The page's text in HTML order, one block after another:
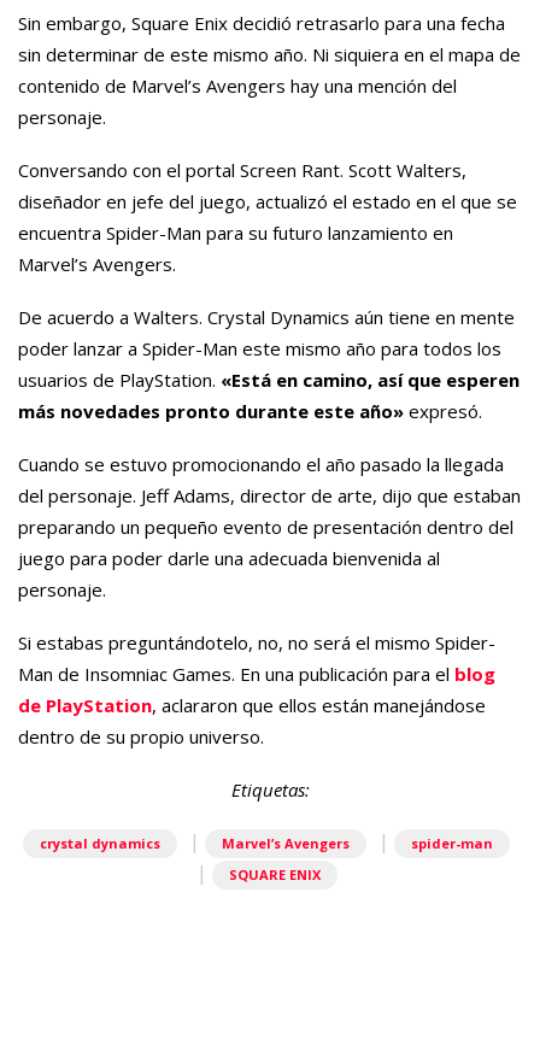
Sin embargo, Square Enix decidió retrasarlo para una fecha
sin determinar de este mismo año. Ni siquiera en el mapa de
contenido de Marvel’s Avengers hay una mención del
personaje.
Conversando con el portal Screen Rant. Scott Walters,
diseñador en jefe del juego, actualizó el estado en el que se
encuentra Spider-Man para su futuro lanzamiento en
Marvel’s Avengers.
De acuerdo a Walters. Crystal Dynamics aún tiene en mente
poder lanzar a Spider-Man este mismo año para todos los
usuarios de PlayStation. «Está en camino, así que esperen
más novedades pronto durante este año» expresó.
Cuando se estuvo promocionando el año pasado la llegada
del personaje. Jeff Adams, director de arte, dijo que estaban
preparando un pequeño evento de presentación dentro del
juego para poder darle una adecuada bienvenida al
personaje.
Si estabas preguntándotelo, no, no será el mismo Spider-
Man de Insomniac Games. En una publicación para el blog
de PlayStation, aclararon que ellos están manejándose
dentro de su propio universo.
Etiquetas:
crystal dynamics | Marvel’s Avengers | spider-man
| SQUARE ENIX